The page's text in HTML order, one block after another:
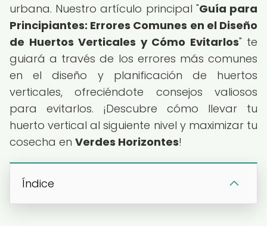
urbana. Nuestro artículo principal "Guía para
Principiantes: Errores Comunes en el Diseño
de Huertos Verticales y Cómo Evitarlos" te
guiará a través de los errores más comunes
en el diseño y planificación de huertos
verticales, ofreciéndote consejos valiosos
para evitarlos. ¡Descubre cómo llevar tu
huerto vertical al siguiente nivel y maximizar tu
cosecha en Verdes Horizontes!
Índice